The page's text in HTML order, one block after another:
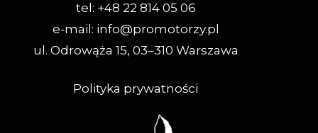
tel: +48 22 814 05 06
e-mail: info@promotorzy.pl
ul. Odrowąża 15, 03–310 Warszawa
Polityka prywatności